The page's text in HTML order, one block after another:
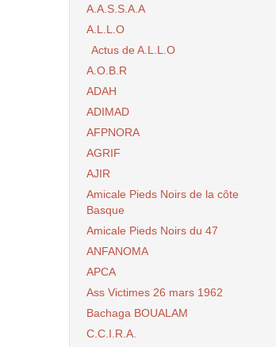
A.A.S.S.A.A
A.L.L.O
Actus de A.L.L.O
A.O.B.R
ADAH
ADIMAD
AFPNORA
AGRIF
AJIR
Amicale Pieds Noirs de la côte
Basque
Amicale Pieds Noirs du 47
ANFANOMA
APCA
Ass Victimes 26 mars 1962
Bachaga BOUALAM
C.C.I.R.A.